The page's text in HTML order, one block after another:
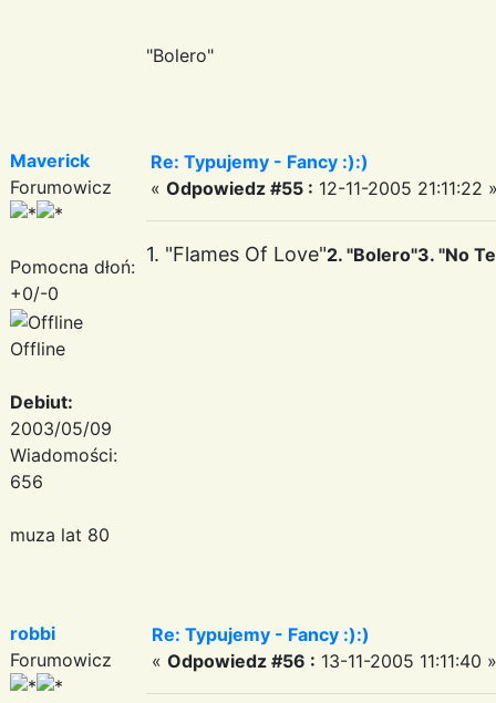
"Bolero"
Maverick
Forumowicz
Pomocna dłoń:
+0/-0
Offline
Debiut:
2003/05/09
Wiadomości:
656
muza lat 80
Re: Typujemy - Fancy :):)
« Odpowiedz #55 : 12-11-2005 21:11:22
1. "Flames Of Love"2. "Bolero"3. "No
robbi
Forumowicz
Re: Typujemy - Fancy :):)
« Odpowiedz #56 : 13-11-2005 11:11:40 »